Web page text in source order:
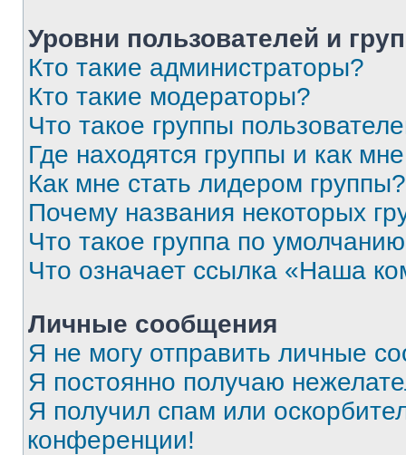
Уровни пользователей и
Кто такие администраторы?
Кто такие модераторы?
Что такое группы
Где находятся группы и как
Как мне стать лидером группы?
Почему названия некоторых
Что такое группа по
Что означает ссылка «Наша
Личные сообщения
Я не могу отправить личные
Я постоянно получаю
Я получил спам или
конференции!